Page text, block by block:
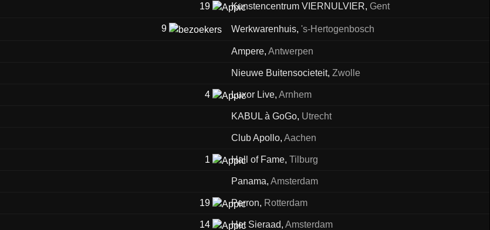
19 Kunstencentrum VIERNULVIER, Gent
9 Werkwarenhuis, 's-Hertogenbosch
Ampere, Antwerpen
Nieuwe Buitensocieteit, Zwolle
4 Luxor Live, Arnhem
KABUL à GoGo, Utrecht
Club Apollo, Aachen
1 Hall of Fame, Tilburg
Panama, Amsterdam
19 Perron, Rotterdam
14 Het Sieraad, Amsterdam